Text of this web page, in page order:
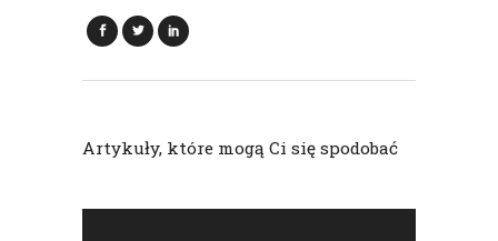
Artykuły, które mogą Ci się spodobać